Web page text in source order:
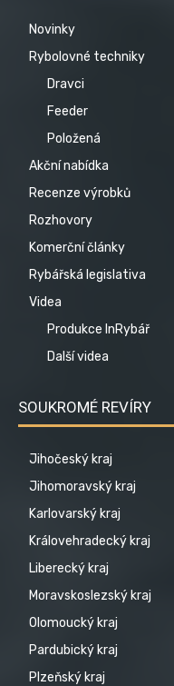
Novinky
Rybolovné techniky
Dravci
Feeder
Položená
Akční nabídka
Recenze výrobků
Rozhovory
Komerční články
Rybářská legislativa
Videa
Produkce InRybář
Další videa
SOUKROMÉ REVÍRY
Jihočeský kraj
Jihomoravský kraj
Karlovarský kraj
Královehradecký kraj
Liberecký kraj
Moravskoslezský kraj
Olomoucký kraj
Pardubický kraj
Plzeňský kraj